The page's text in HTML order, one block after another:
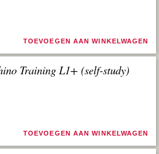
TOEVOEGEN AAN WINKELWAGEN
Training L1+ (self-study)
TOEVOEGEN AAN WINKELWAGEN